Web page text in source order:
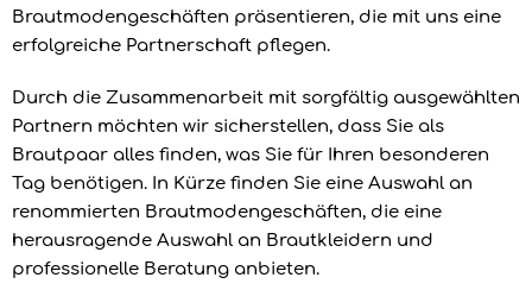
Brautmodengeschäften präsentieren, die mit uns eine
erfolgreiche Partnerschaft pflegen.
Durch die Zusammenarbeit mit sorgfältig ausgewählten
Partnern möchten wir sicherstellen, dass Sie als
Brautpaar alles finden, was Sie für Ihren besonderen
Tag benötigen. In Kürze finden Sie eine Auswahl an
renommierten Brautmodengeschäften, die eine
herausragende Auswahl an Brautkleidern und
professionelle Beratung anbieten.